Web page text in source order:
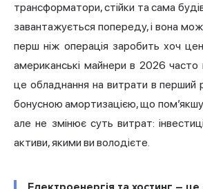
трансформатори, стійки та сама
завантажується попереду, і вона
перш ніж операція заробить хоч
американські майнери в 2026
це обладнання на витрати в перший
бонусною амортизацією, що
але не змінює суть витрат:
активи, якими ви володієте.